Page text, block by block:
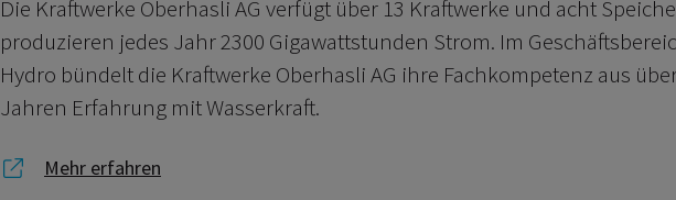
Die Kraftwerke Oberhasli AG verfügt über 13 Kraftwerke und acht
produzieren jedes Jahr 2300 Gigawattstunden Strom. Im
Hydro bündelt die Kraftwerke Oberhasli AG ihre Fachkompetenz aus
Jahren Erfahrung mit Wasserkraft.
Link zu Mehr erfahren
Mehr erfahren